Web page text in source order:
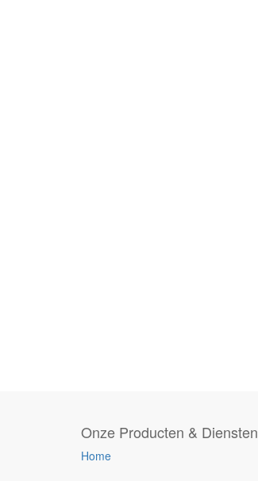
Onze Producten & Diensten
Home